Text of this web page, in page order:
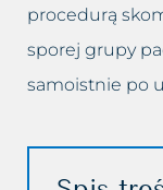
Plamy
procedurą
sporej grupy
samoistnie po